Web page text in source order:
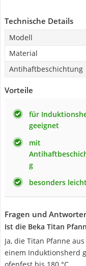
Technische Details
Modell
Material
Antihaftbeschichtung
Vorteile
für
geeignet
mit
g
besonders
Fragen und
Ist die Beka Titan
Ja, die Titan Pfanne
einem Induktionsherd